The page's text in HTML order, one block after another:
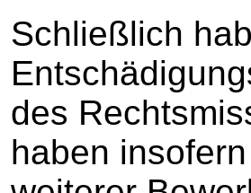
Schließlich
des
haben